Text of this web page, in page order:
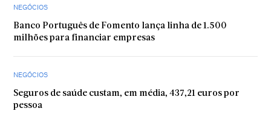
NEGÓCIOS
Banco Português de Fomento lança linha de 1.500
milhões para financiar empresas
NEGÓCIOS
Seguros de saúde custam, em média, 437,21 euros por
pessoa